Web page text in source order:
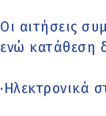
Οι αιτήσεις
ενώ κατάθεση
·Ηλεκτρονικά